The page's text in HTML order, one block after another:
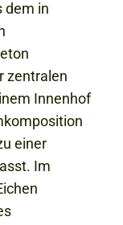
dem in
zentralen
Innenhof
einer
Im